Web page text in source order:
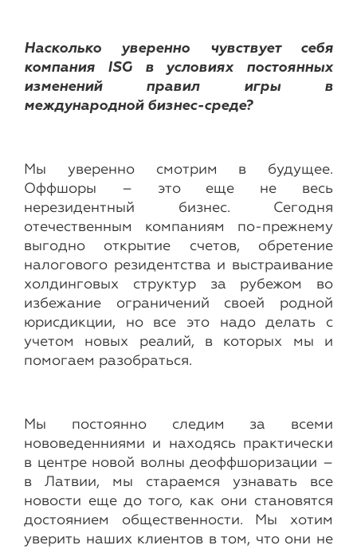
Насколько уверенно чувствует себя
компания ISG в условиях постоянных
изменений правил игры в
международной бизнес-среде?
Мы уверенно смотрим в будущее.
Оффшоры – это еще не весь
нерезидентный бизнес. Сегодня
отечественным компаниям по-прежнему
выгодно открытие счетов, обретение
налогового резидентства и выстраивание
холдинговых структур за рубежом во
избежание ограничений своей родной
юрисдикции, но все это надо делать с
учетом новых реалий, в которых мы и
помогаем разобраться.
Мы постоянно следим за всеми
нововеденниями и находясь практически
в центре новой волны деоффшоризации –
в Латвии, мы стараемся узнавать все
новости еще до того, как они становятся
достоянием общественности. Мы хотим
уверить наших клиентов в том, что они не